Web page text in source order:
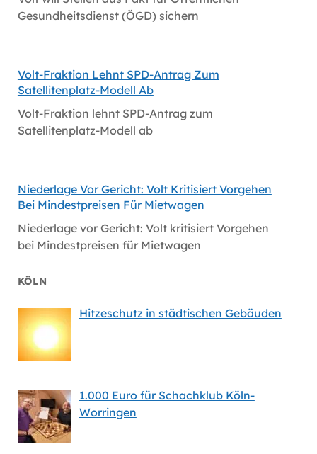
Gesundheitsdienst (ÖGD) sichern
Volt-Fraktion Lehnt SPD-Antrag Zum
Satellitenplatz-Modell Ab
Volt-Fraktion lehnt SPD-Antrag zum
Satellitenplatz-Modell ab
Niederlage Vor Gericht: Volt Kritisiert Vorgehen
Bei Mindestpreisen Für Mietwagen
Niederlage vor Gericht: Volt kritisiert Vorgehen
bei Mindestpreisen für Mietwagen
KÖLN
Hitzeschutz in städtischen Gebäuden
1.000 Euro für Schachklub Köln-
Worringen